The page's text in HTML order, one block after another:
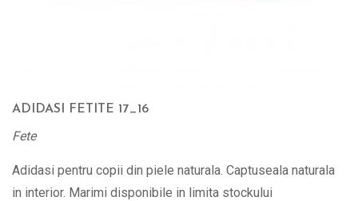
ADIDASI FETITE 17_16
Fete
Adidasi pentru copii din piele naturala. Captuseala naturala
in interior. Marimi disponibile in limita stockului